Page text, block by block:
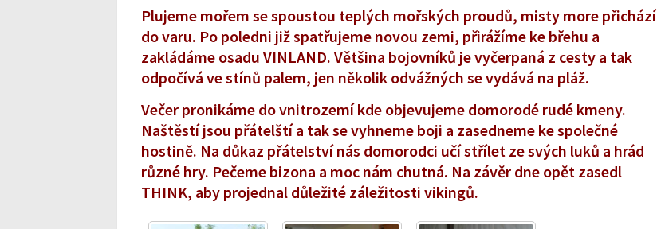
Plujeme mořem se spoustou teplých mořských proudů, misty more přichází
do varu. Po poledni již spatřujeme novou zemi, přirážíme ke břehu a
zakládáme osadu VINLAND. Většina bojovníků je vyčerpaná z cesty a tak
odpočívá ve stínů palem, jen několik odvážných se vydává na pláž.
Večer pronikáme do vnitrozemí kde objevujeme domorodé rudé kmeny.
Naštěstí jsou přátelští a tak se vyhneme boji a zasedneme ke společné
hostině. Na důkaz přátelství nás domorodci učí střílet ze svých luků a hrád
různé hry. Pečeme bizona a moc nám chutná. Na závěr dne opět zasedl
THINK, aby projednal důležité záležitosti vikingů.